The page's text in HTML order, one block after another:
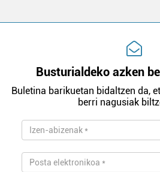
Busturialdeko azken
Buletina barikuetan bidaltzen da,
berri nagusiak